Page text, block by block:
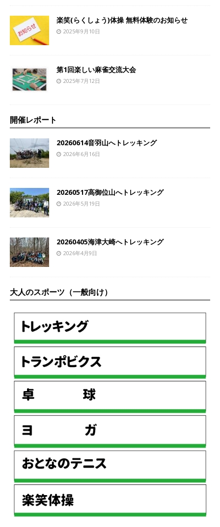
楽笑(らくしょう)体操 無料体験のお知らせ
2025年9月10日
第1回楽しい麻雀交流大会
2025年7月12日
開催レポート
20260614音羽山へトレッキング
2026年6月16日
20260517高御位山へトレッキング
2026年5月19日
20260405海津大崎へトレッキング
2026年4月9日
大人のスポーツ（一般向け）